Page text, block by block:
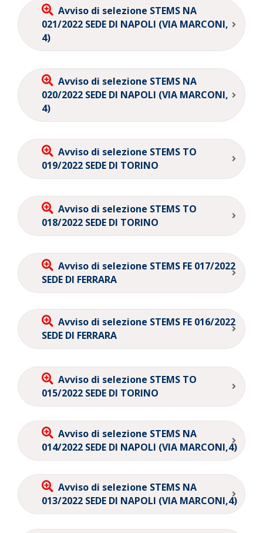
Avviso di selezione STEMS NA
021/2022 SEDE DI NAPOLI (VIA MARCONI,
4)
Avviso di selezione STEMS NA
020/2022 SEDE DI NAPOLI (VIA MARCONI,
4)
Avviso di selezione STEMS TO
019/2022 SEDE DI TORINO
Avviso di selezione STEMS TO
018/2022 SEDE DI TORINO
Avviso di selezione STEMS FE 017/2022
SEDE DI FERRARA
Avviso di selezione STEMS FE 016/2022
SEDE DI FERRARA
Avviso di selezione STEMS TO
015/2022 SEDE DI TORINO
Avviso di selezione STEMS NA
014/2022 SEDE DI NAPOLI (VIA MARCONI,4)
Avviso di selezione STEMS NA
013/2022 SEDE DI NAPOLI (VIA MARCONI,4)